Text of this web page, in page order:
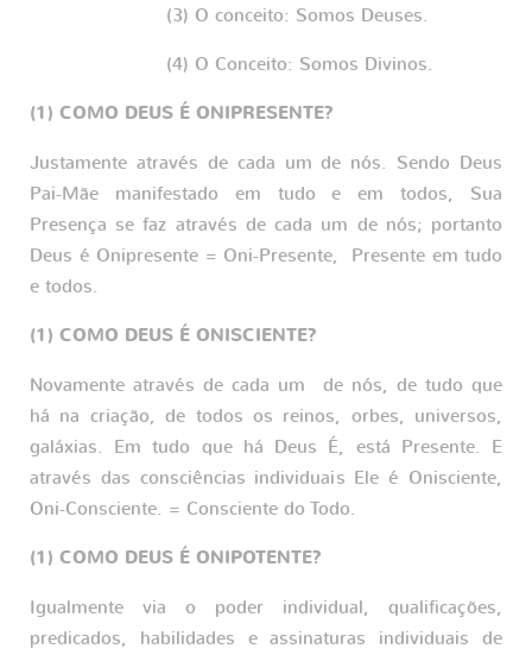
(3) O conceito: Somos Deuses.
(4) O Conceito: Somos Divinos.
(1) COMO DEUS É ONIPRESENTE?
Justamente através de cada um de nós. Sendo Deus
Pai-Mãe manifestado em tudo e em todos, Sua
Presença se faz através de cada um de nós; portanto
Deus é Onipresente = Oni-Presente, Presente em tudo
e todos.
(1) COMO DEUS É ONISCIENTE?
Novamente através de cada um de nós, de tudo que
há na criação, de todos os reinos, orbes, universos,
galáxias. Em tudo que há Deus É, está Presente. E
através das consciências individuais Ele é Onisciente,
Oni-Consciente. = Consciente do Todo.
(1) COMO DEUS É ONIPOTENTE?
Igualmente via o poder individual, qualificações,
predicados, habilidades e assinaturas individuais de